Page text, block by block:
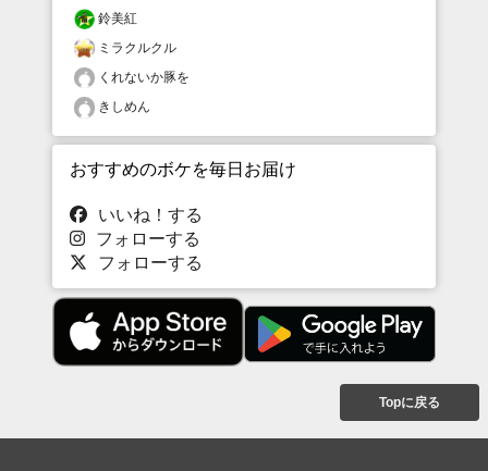
鈴美紅
ミラクルクル
くれないか豚を
きしめん
おすすめのボケを毎日お届け
いいね！する
フォローする
フォローする
Topに戻る